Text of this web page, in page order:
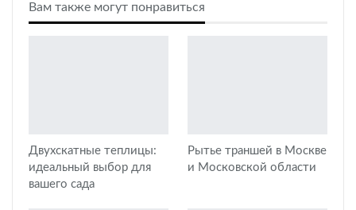
Вам также могут понравиться
Двухскатные теплицы:
идеальный выбор для
вашего сада
Рытье траншей в Москве
и Московской области